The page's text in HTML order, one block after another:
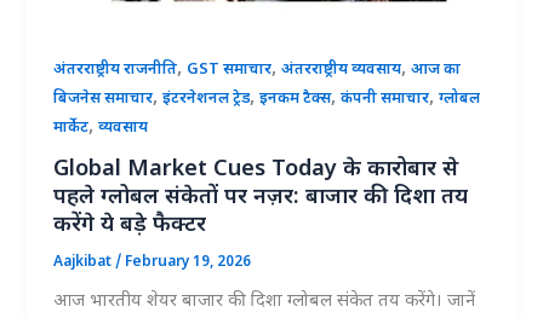
अंतरराष्ट्रीय राजनीति, GST समाचार,अंतरराष्ट्रीय व्यवसाय,आज का
बिजनेस समाचार,इंटरनेशनल ट्रेड,इनकम टैक्स,कंपनी समाचार,ग्लोबल
मार्केट,व्यवसाय
Global Market Cues Today के कारोबार से
पहले ग्लोबल संकेतों पर नज़र: बाजार की दिशा तय
करेंगे ये बड़े फैक्टर
Aajkibat/ February 19, 2026
आज भारतीय शेयर बाजार की दिशा ग्लोबल संकेत तय करेंगे। जानें